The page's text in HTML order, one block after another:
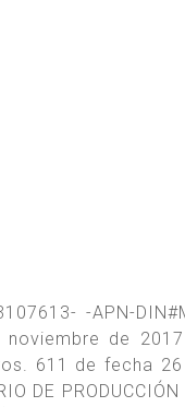
-APN-
de
611 de fecha
DE